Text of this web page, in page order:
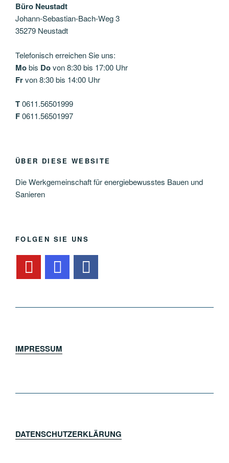
Büro Neustadt
Johann-Sebastian-Bach-Weg 3
35279 Neustadt
Telefonisch erreichen Sie uns:
Mobis Dovon 8:30 bis 17:00 Uhr
Frvon 8:30 bis 14:00 Uhr
T0611.56501999
F0611.56501997
ÜBER DIESE WEBSITE
Die Werkgemeinschaft für energiebewusstes Bauen und
Sanieren
FOLGEN SIE UNS
IMPRESSUM
DATENSCHUTZERKLÄRUNG